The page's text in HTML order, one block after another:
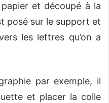
et découpé à la
posé sur le support et
les lettres qu’on a
par exemple, il
et placer la colle